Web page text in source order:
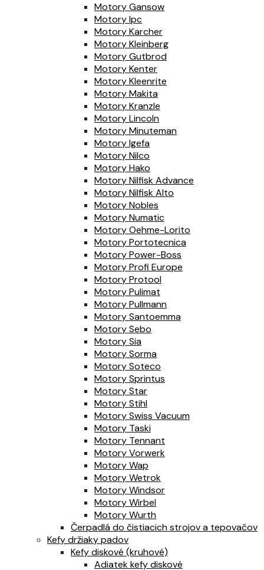
Motory Gansow
Motory Ipc
Motory Karcher
Motory Kleinberg
Motory Gutbrod
Motory Kenter
Motory Kleenrite
Motory Makita
Motory Kranzle
Motory Lincoln
Motory Minuteman
Motory Igefa
Motory Nilco
Motory Hako
Motory Nilfisk Advance
Motory Nilfisk Alto
Motory Nobles
Motory Numatic
Motory Oehme-Lorito
Motory Portotecnica
Motory Power-Boss
Motory Profi Europe
Motory Protool
Motory Pulimat
Motory Pullmann
Motory Santoemma
Motory Sebo
Motory Sia
Motory Sorma
Motory Soteco
Motory Sprintus
Motory Star
Motory Stihl
Motory Swiss Vacuum
Motory Taski
Motory Tennant
Motory Vorwerk
Motory Wap
Motory Wetrok
Motory Windsor
Motory Wirbel
Motory Wurth
Čerpadlá do čistiacich strojov a tepovačov
Kefy držiaky padov
Kefy diskové (kruhové)
Adiatek kefy diskové